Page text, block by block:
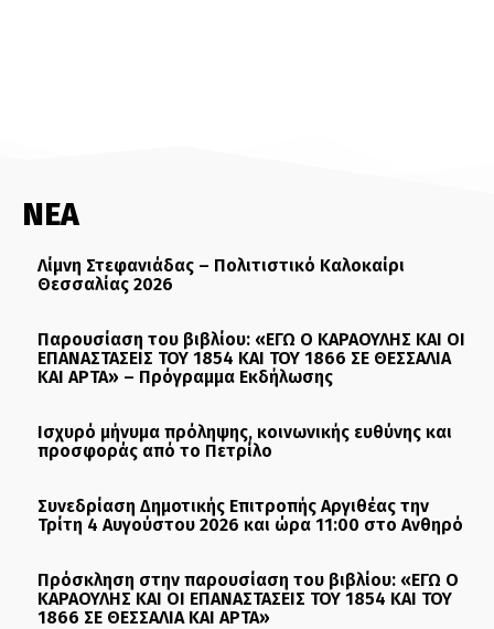
ΝΕΑ
Λίμνη Στεφανιάδας – Πολιτιστικό Καλοκαίρι
Θεσσαλίας 2026
Παρουσίαση του βιβλίου: «ΕΓΩ Ο ΚΑΡΑΟΥΛΗΣ ΚΑΙ ΟΙ
ΕΠΑΝΑΣΤΑΣΕΙΣ ΤΟΥ 1854 ΚΑΙ ΤΟΥ 1866 ΣΕ ΘΕΣΣΑΛΙΑ
ΚΑΙ ΑΡΤΑ» – Πρόγραμμα Εκδήλωσης
Ισχυρό μήνυμα πρόληψης, κοινωνικής ευθύνης και
προσφοράς από το Πετρίλο
Συνεδρίαση Δημοτικής Επιτροπής Αργιθέας την
Τρίτη 4 Αυγούστου 2026 και ώρα 11:00 στο Ανθηρό
Πρόσκληση στην παρουσίαση του βιβλίου: «ΕΓΩ Ο
ΚΑΡΑΟΥΛΗΣ ΚΑΙ ΟΙ ΕΠΑΝΑΣΤΑΣΕΙΣ ΤΟΥ 1854 ΚΑΙ ΤΟΥ
1866 ΣΕ ΘΕΣΣΑΛΙΑ ΚΑΙ ΑΡΤΑ»